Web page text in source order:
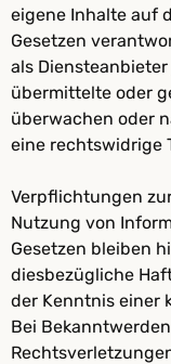
eigene Inhalte auf
Gesetzen
als
übermittelte oder
überwachen oder
eine rechtswidrige
Verpflichtungen
Nutzung von
Gesetzen bleiben
diesbezügliche
der Kenntnis einer
Bei